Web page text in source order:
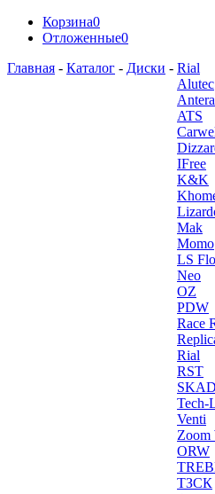
Корзина0
Отложенные0
Главная - Каталог - Диски - Rial
Alutec
Antera
ATS
IFree
K&K
Mak
Momo
LS
Neo
OZ
PDW
Race
Rial
RST
SKAD
Tech-
Venti
Zoom
ORW
ТЗСК